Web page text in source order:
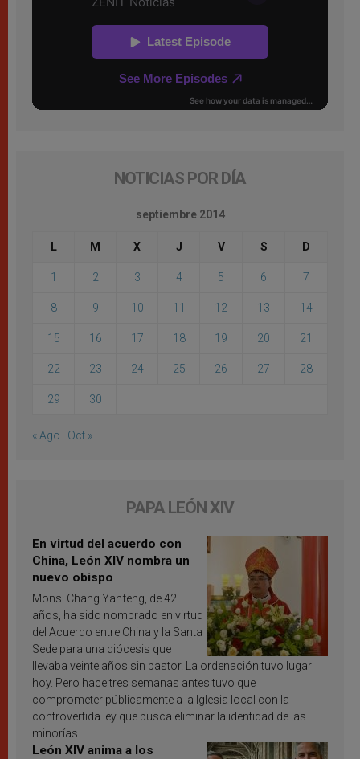
NOTICIAS POR DÍA
septiembre 2014
L M X J V S D
1 2 3 4 5 6 7
8 9 10 11 12 13 14
15 16 17 18 19 20 21
22 23 24 25 26 27 28
29 30
« Ago Oct »
PAPA LEÓN XIV
En virtud del acuerdo con
China, León XIV nombra un
nuevo obispo
Mons. Chang Yanfeng, de 42
años, ha sido nombrado en virtud
del Acuerdo entre China y la Santa
Sede para una diócesis que
llevaba veinte años sin pastor. La ordenación tuvo lugar
hoy. Pero hace tres semanas antes tuvo que
comprometer públicamente a la Iglesia local con la
controvertida ley que busca eliminar la identidad de las
minorías.
León XIV anima a los